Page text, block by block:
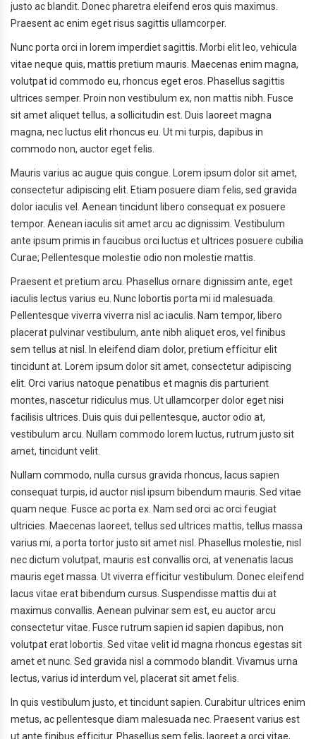
justo ac blandit. Donec pharetra eleifend eros quis maximus.
Praesent ac enim eget risus sagittis ullamcorper.
Nunc porta orci in lorem imperdiet sagittis. Morbi elit leo, vehicula
vitae neque quis, mattis pretium mauris. Maecenas enim magna,
volutpat id commodo eu, rhoncus eget eros. Phasellus sagittis
ultrices semper. Proin non vestibulum ex, non mattis nibh. Fusce
sit amet aliquet tellus, a sollicitudin est. Duis laoreet magna
magna, nec luctus elit rhoncus eu. Ut mi turpis, dapibus in
commodo non, auctor eget felis.
Mauris varius ac augue quis congue. Lorem ipsum dolor sit amet,
consectetur adipiscing elit. Etiam posuere diam felis, sed gravida
dolor iaculis vel. Aenean tincidunt libero consequat ex posuere
tempor. Aenean iaculis sit amet arcu ac dignissim. Vestibulum
ante ipsum primis in faucibus orci luctus et ultrices posuere cubilia
Curae; Pellentesque molestie odio non molestie mattis.
Praesent et pretium arcu. Phasellus ornare dignissim ante, eget
iaculis lectus varius eu. Nunc lobortis porta mi id malesuada.
Pellentesque viverra viverra nisl ac iaculis. Nam tempor, libero
placerat pulvinar vestibulum, ante nibh aliquet eros, vel finibus
sem tellus at nisl. In eleifend diam dolor, pretium efficitur elit
tincidunt at. Lorem ipsum dolor sit amet, consectetur adipiscing
elit. Orci varius natoque penatibus et magnis dis parturient
montes, nascetur ridiculus mus. Ut ullamcorper dolor eget nisi
facilisis ultrices. Duis quis dui pellentesque, auctor odio at,
vestibulum arcu. Nullam commodo lorem luctus, rutrum justo sit
amet, tincidunt velit.
Nullam commodo, nulla cursus gravida rhoncus, lacus sapien
consequat turpis, id auctor nisl ipsum bibendum mauris. Sed vitae
quam neque. Fusce ac porta ex. Nam sed orci ac orci feugiat
ultricies. Maecenas laoreet, tellus sed ultrices mattis, tellus massa
varius mi, a porta tortor justo sit amet nisl. Phasellus molestie, nisl
nec dictum volutpat, mauris est convallis orci, at venenatis lacus
mauris eget massa. Ut viverra efficitur vestibulum. Donec eleifend
lacus vitae erat bibendum cursus. Suspendisse mattis dui at
maximus convallis. Aenean pulvinar sem est, eu auctor arcu
consectetur vitae. Fusce rutrum sapien id sapien dapibus, non
volutpat erat lobortis. Sed vitae velit id magna rhoncus egestas sit
amet et nunc. Sed gravida nisl a commodo blandit. Vivamus urna
lectus, varius id interdum vel, placerat sit amet felis.
In quis vestibulum justo, et tincidunt sapien. Curabitur ultrices enim
metus, ac pellentesque diam malesuada nec. Praesent varius est
ut ante finibus efficitur. Phasellus sem felis, laoreet a orci vitae,